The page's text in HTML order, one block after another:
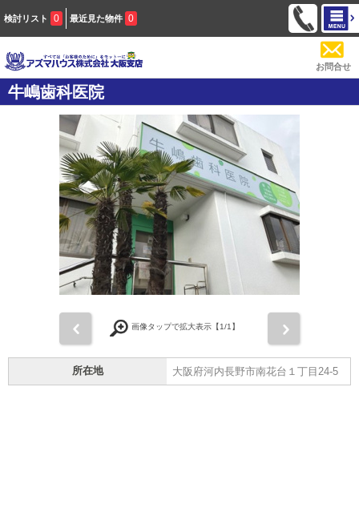
検討リスト 0 最近見た物件 0
お問合せ
牛嶋歯科医院
画像タップで拡大表示【1/1】
所在地 大阪府河内長野市南花台１丁目24-5